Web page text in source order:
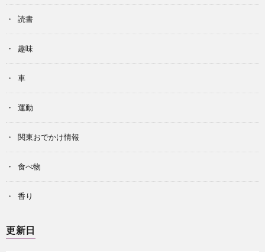
読書
趣味
車
運動
関東おでかけ情報
食べ物
香り
更新日